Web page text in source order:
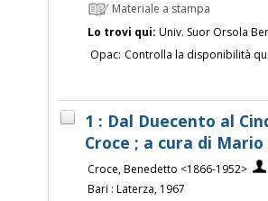
Materiale a stampa
Lo trovi qui: Univ. Suor Orsola
Opac: Controlla la disponibilità
1 : Dal Duecento al
Croce ; a cura di Mario
Croce, Benedetto <1866-1952>
Bari : Laterza, 1967